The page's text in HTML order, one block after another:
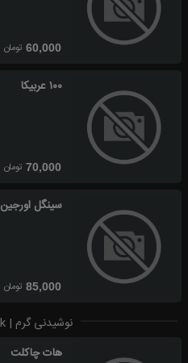
60,000 تومان
۱۰۰ عربیکا
70,000 تومان
سینگل اورجین
85,000 تومان
نوشیدنی گرم | hot drink
هات چاکلت